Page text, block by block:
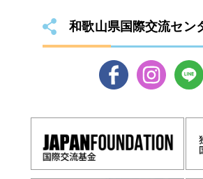
和歌山県国際交流セン